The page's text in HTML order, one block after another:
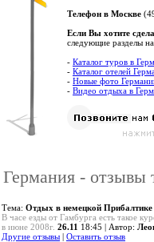
Телефон в Москве
Если Вы хотите
следующие разделы
- Каталог туров в
- Каталог отелей
- Новые фото
- Видео отдыха в
Германия - отзывы
Тема: Отдых в немецкой Прибалтике
В часе езды от Гамбурга есть такое
в июне 2008г. 26.11 18:45 | Автор:
Другие отзывы | Оставить отзыв